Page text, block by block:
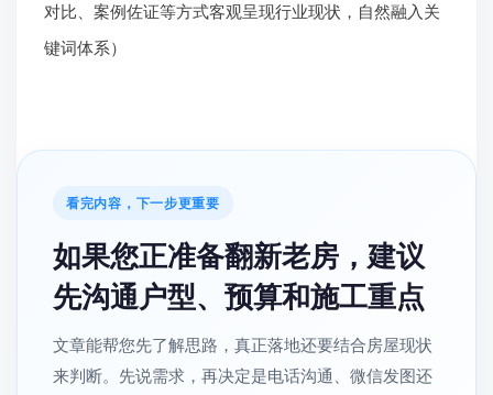
对比、案例佐证等方式客观呈现行业现状，自然融入关
键词体系）
看完内容，下一步更重要
如果您正准备翻新老房，建议
先沟通户型、预算和施工重点
文章能帮您先了解思路，真正落地还要结合房屋现状
来判断。先说需求，再决定是电话沟通、微信发图还